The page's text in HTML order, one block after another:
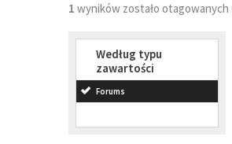
1 wyników zostało otagowanych
Według typu
zawartości
Forums